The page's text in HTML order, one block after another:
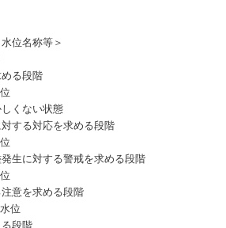
位名称等＞
る段階
くない状態
する対応を求める段階
生に対する警戒を求める段階
意を求める段階
位
段階